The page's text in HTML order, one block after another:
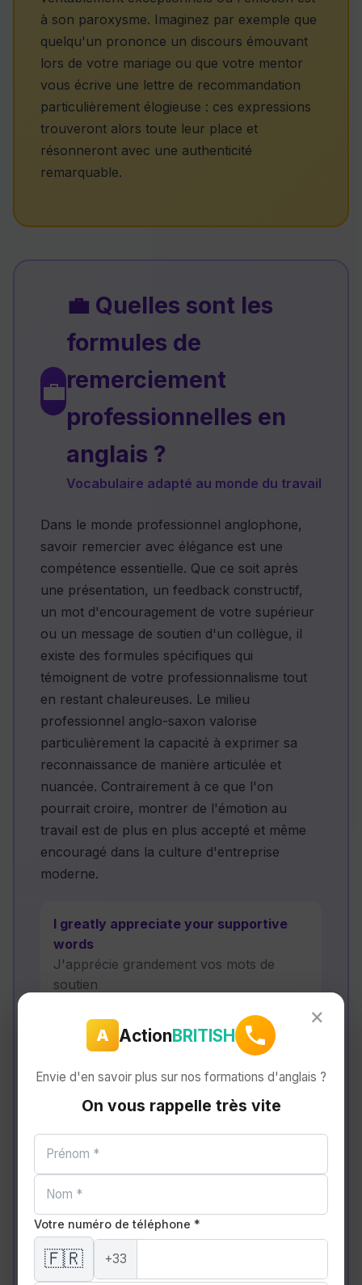
à son paroxysme. Imaginez par exemple que
quelqu'un prononce un discours émouvant
lors de votre mariage ou que votre mentor
vous écrive une lettre de recommandation
particulièrement élogieuse : ces expressions
trouveront alors toute leur place et
résonneront avec une authenticité
remarquable.
💼
💼 Quelles sont les
formules de
remerciement
professionnelles en
anglais ?
Vocabulaire adapté au monde du travail
Dans le monde professionnel anglophone,
savoir remercier avec élégance est une
compétence essentielle. Que ce soit après
une présentation, un feedback constructif,
un mot d'encouragement de votre supérieur
ou un message de soutien d'un collègue, il
existe des formules spécifiques qui
témoignent de votre professionnalisme tout
en restant chaleureuses. Le milieu
professionnel anglo-saxon valorise
particulièrement la capacité à exprimer sa
reconnaissance de manière articulée et
nuancée. Contrairement à ce que l'on
pourrait croire, montrer de l'émotion au
travail est de plus en plus accepté et même
encouragé dans la culture d'entreprise
moderne.
I greatly appreciate your supportive
words
J'apprécie grandement vos mots de
soutien
Thank you for your invaluable
Merci pour votre retour inestimable
instrumental
I'm grateful for your guidance and
mentorship
×
A ActionBRITISH
Envie d'en savoir plus sur nos formations d'anglais ?
On vous rappelle très vite
Votre numéro de téléphone *
🇫🇷 +33